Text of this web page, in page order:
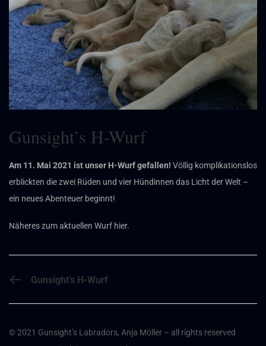
Gunsight’s H-Wurf
Am 11. Mai 2021 ist unser H-Wurf gefallen! Völlig komplikationslos
erblickten die zwei Rüden und vier Hündinnen das Licht der Welt –
ein neues Abenteuer beginnt!
Näheres zum aktuellen Wurf hier.
PREVIOUS POST
Gunsight’s H-Wurf
© 2021 Gunsight’s Labradors, Anja Möller – all rights reserved